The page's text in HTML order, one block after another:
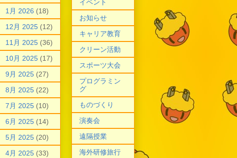
1月 2026 (18)
12月 2025 (12)
11月 2025 (36)
10月 2025 (17)
9月 2025 (27)
8月 2025 (22)
7月 2025 (10)
6月 2025 (14)
5月 2025 (20)
4月 2025 (33)
イベント
お知らせ
キャリア教育
クリーン活動
スポーツ大会
プログラミン
グ
ものづくり
演奏会
遠隔授業
海外研修旅行